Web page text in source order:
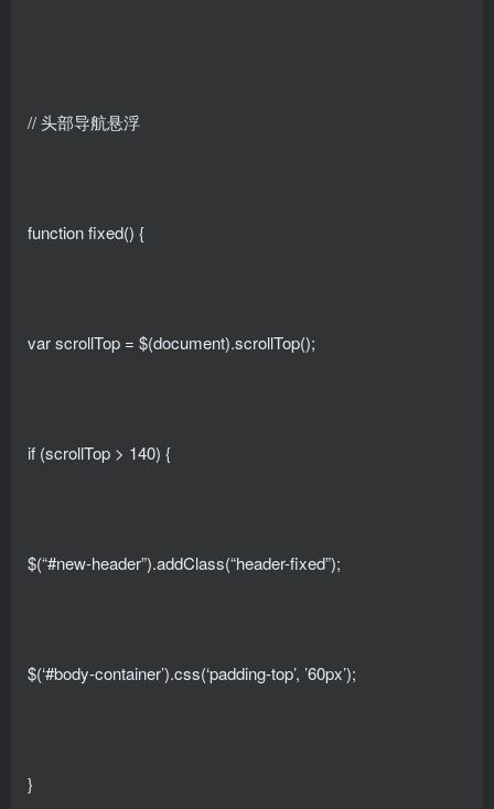
// 头部导航悬浮
function fixed() {
var scrollTop = $(document).scrollTop();
if (scrollTop > 140) {
$(“#new-header”).addClass(“header-fixed”);
$(‘#body-container’).css(‘padding-top’, ’60px’);
}